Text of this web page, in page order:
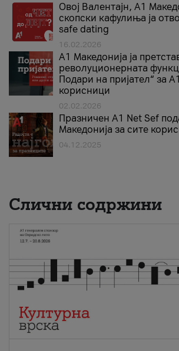
Овој Валентајн, A1
скопски кафулиња ја
safe dating
16.02.2026
А1 Македонија ја
револуционерната
Подари на пријател“ за
корисници
02.02.2026
Празничен A1 Net Sеf
Македонија за сите
04.12.2025
Слични содржини